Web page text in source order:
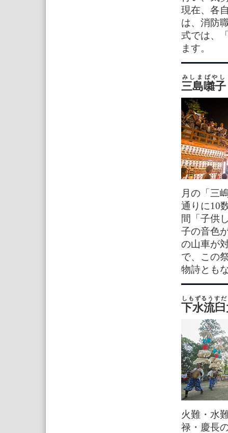
現在、各
は、消防
式では、
ます。
三島囃子
みしまばやし
月の「三
通りに10
間「子供
子の音色
の山車が
で、この
物詩とも
下水流
しもずるうす
火難・水
禄・慶長